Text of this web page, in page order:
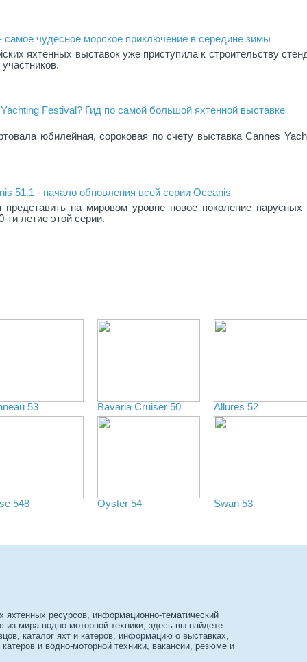
чудесное морское приключение в середине зимы
яхтенных выставок уже приступила к строительству
Festival? Гид по самой большой яхтенной выставке
юбилейная, сороковая по счету выставка Cannes
51.1 - начало обновления всей серии Oceanis
представить на мировом уровне новое поколение парусных
ти летие этой серии.
53 Bavaria Cruiser 50 Allures 52
548 Oyster 54 Swan 53
ресурсов, информационно-тематический
мира водно-моторной техники, здесь вы найдете:
каталог яхт и катеров, информацию о выставках,
и водно-моторной техники, вакансии, резюме и